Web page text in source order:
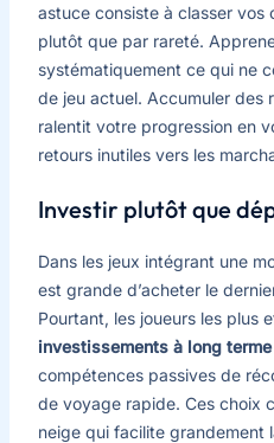
astuce consiste à classer vos
plutôt que par rareté.
systématiquement ce qui ne
de jeu actuel. Accumuler des
ralentit votre progression en
retours inutiles vers les
Investir plutôt que
Dans les jeux intégrant une
est grande d’acheter le
Pourtant, les joueurs les plus
investissements à long terme
compétences passives de
de voyage rapide. Ces choix
neige qui facilite grandement